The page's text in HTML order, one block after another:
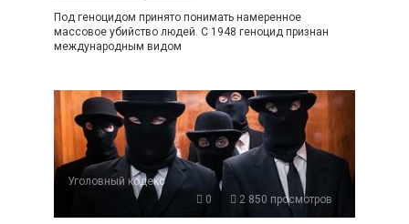
Под геноцидом принято понимать намеренное
массовое убийство людей. С 1948 геноцид признан
международным видом
Уголовный кодекс
0
2 850 просмотров